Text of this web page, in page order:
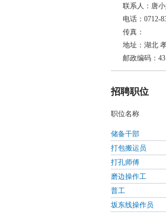
联系人：唐
电话：0712-
传真：
地址：湖北
邮政编码：
招聘职位
职位名称
储备干部
打包搬运员
打孔师傅
磨边操作工
普工
坂东线操作员